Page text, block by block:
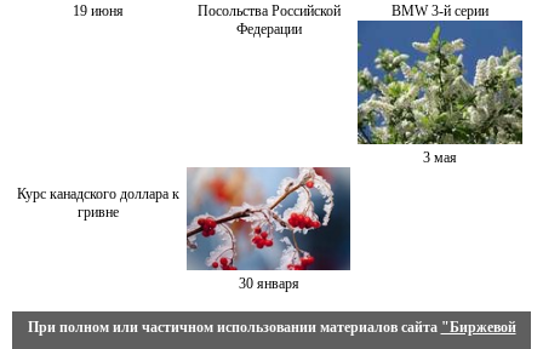
19 июня
Посольства Российской
Федерации
BMW 3-й серии
3 мая
Курс канадского доллара к
гривне
30 января
При полном или частичном использовании материалов сайта "Биржевой